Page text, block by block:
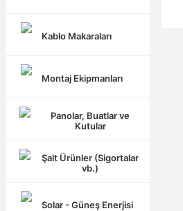
Kablo Makaraları
Montaj Ekipmanları
Panolar, Buatlar ve
Kutular
Şalt Ürünler (Sigortalar
vb.)
Solar - Güneş Enerjisi